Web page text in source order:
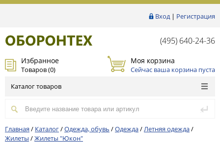
Вход| Регистрация
(495) 640-24-36
Избранное
Товаров (0)
Моя корзина
Сейчас ваша корзина пуста
Каталог товаров
Главная / Каталог/Одежда, обувь /Одежда/Летняя одежда/
Жилеты /Жилеты "Юкон"